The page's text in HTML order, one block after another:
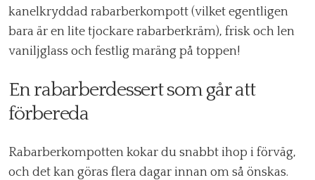
kanelkryddad rabarberkompott (vilket egentligen
bara är en lite tjockare rabarberkräm), frisk och len
vaniljglass och festlig maräng på toppen!
En rabarberdessert som går att
förbereda
Rabarberkompotten kokar du snabbt ihop i förväg,
och det kan göras flera dagar innan om så önskas.